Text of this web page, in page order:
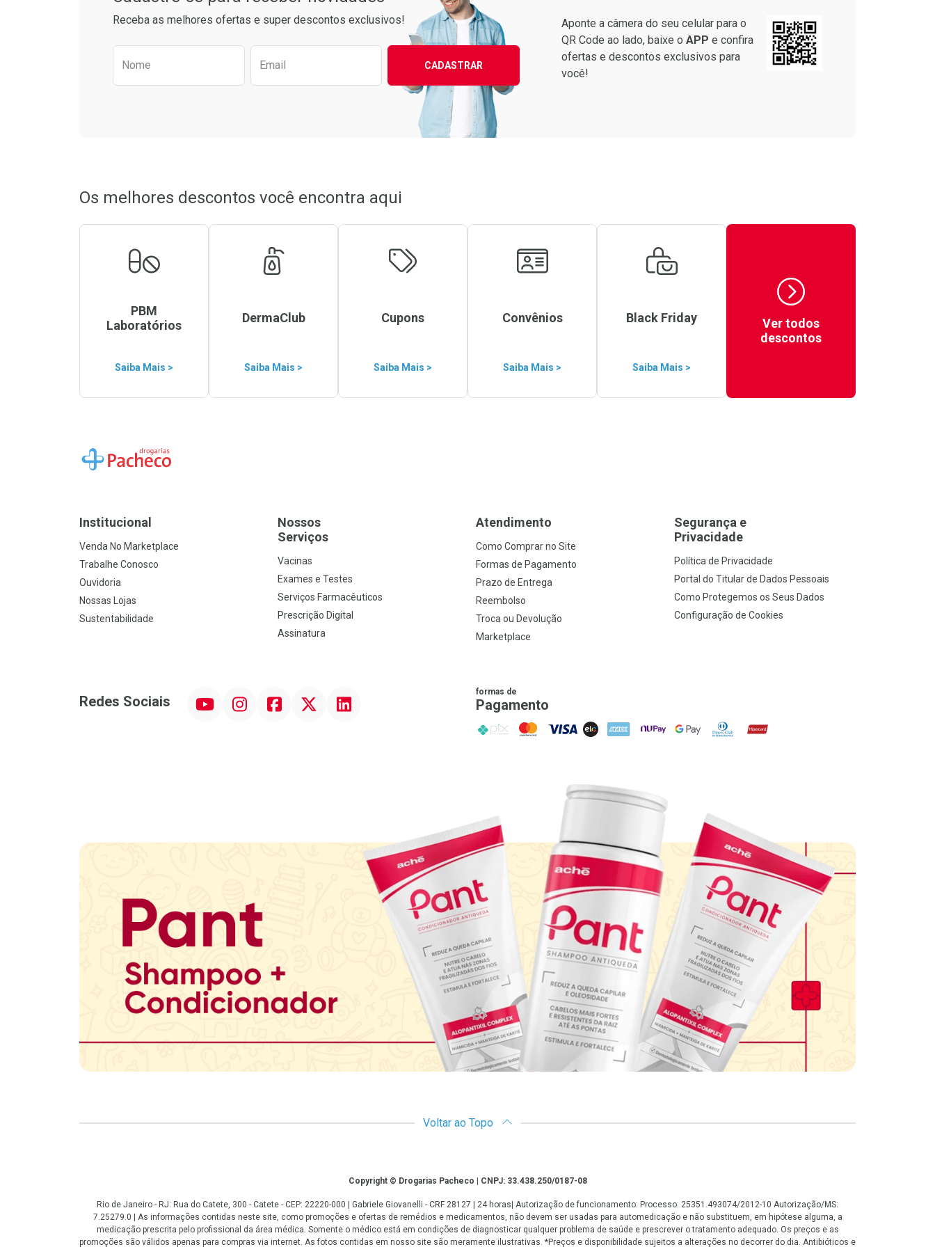
Ativar Desconto
Comprar sem Desconto
Comprar sem Desconto
Receba as melhores ofertas e super descontos exclusivos!
Preencha o formulário abaixo para receber as melhores ofertas:
Nome Email CADASTRAR
Aponte a câmera do seu celular para o
QR Code ao lado, baixe o APP e confira
ofertas e descontos exclusivos para
você!
Os melhores descontos você encontra aqui
PBM
Laboratórios
Saiba Mais >
DermaClub
Saiba Mais >
Cupons
Saiba Mais >
Convênios
Saiba Mais >
Black Friday
Saiba Mais >
Ver todos
descontos
Ir para a Home
Institucional
Venda No Marketplace
Trabalhe Conosco
Ouvidoria
Nossas Lojas
Sustentabilidade
Nossos
Serviços
Vacinas
Exames e Testes
Serviços Farmacêuticos
Prescrição Digital
Assinatura
Atendimento
Como Comprar no Site
Formas de Pagamento
Prazo de Entrega
Reembolso
Troca ou Devolução
Marketplace
Segurança e
Privacidade
Política de Privacidade
Portal do Titular de Dados Pessoais
Como Protegemos os Seus Dados
Configuração de Cookies
Redes Sociais InstagramFacebookTwitter Linkedin formas de
Pagamento
PIX MasterCard
VISA ELO AMEX NuPay Google PayDiners ClubHipercard
Voltar ao Topo
Copyright © Drogarias Pacheco | CNPJ: 33.438.250/0187-08
Rio de Janeiro - RJ: Rua do Catete, 300 - Catete - CEP: 22220-000 | Gabriele Giovanelli - CRF 28127 | 24 horas| Autorização de funcionamento: Processo: 25351.493074/2012-10 Autorização/MS:
7.25279.0 | As informações contidas neste site, como promoções e ofertas de remédios e medicamentos, não devem ser usadas para automedicação e não substituem, em hipótese alguma, a
medicação prescrita pelo profissional da área médica. Somente o médico está em condições de diagnosticar qualquer problema de saúde e prescrever o tratamento adequado. Os preços e as
promoções são válidos apenas para compras via internet. As fotos contidas em nosso site são meramente ilustrativas. *Preços e disponibilidade sujeitos a alterações no decorrer do dia. Antibióticos e